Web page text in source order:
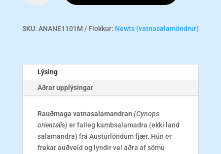
UPPSELT
SKU: ANANE1101M Flokkur: Newts (vatnasalamöndrur)
Lýsing
Aðrar upplýsingar
Rauðmaga vatnasalamandran (Cynops
orientalis) er falleg kambsalamadra (ekki land
salamandra) frá Austurlöndum fjær. Hún er
frekar auðveld og lyndir vel aðra af sömu